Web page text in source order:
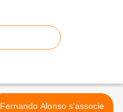
Fernando Alonso s'associe